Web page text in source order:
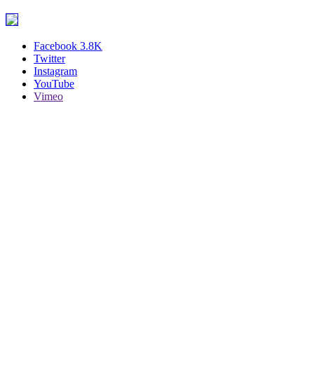
Facebook 3.8K
Twitter
Instagram
YouTube
Vimeo